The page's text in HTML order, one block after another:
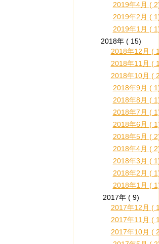
2019年4月 (
2019年2月 (
2019年1月 (
2018年 ( 15)
2018年12月 (
2018年11月 (
2018年10月 (
2018年9月 (
2018年8月 (
2018年7月 (
2018年6月 (
2018年5月 (
2018年4月 (
2018年3月 (
2018年2月 (
2018年1月 (
2017年 ( 9)
2017年12月 (
2017年11月 (
2017年10月 (